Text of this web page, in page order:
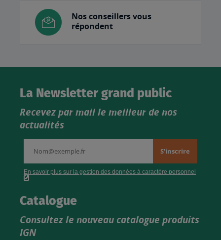
Nos conseillers vous
répondent
La Newsletter grand public
Recevez par mail le meilleur de nos
actualités
Catalogue
Consultez le nouveau catalogue produits
IGN